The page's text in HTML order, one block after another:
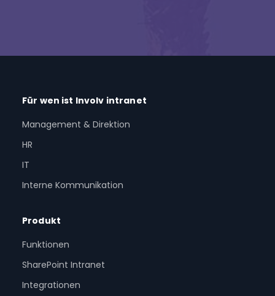
Für wen ist Involv intranet
Management & Direktion
HR
IT
Interne Kommunikation
Produkt
Funktionen
SharePoint Intranet
Integrationen